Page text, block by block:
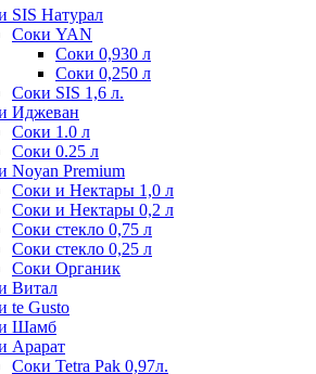
SIS Натурал
Соки YAN
Соки 0,930 л
Соки 0,250 л
Соки SIS 1,6 л.
Иджеван
Соки 1.0 л
Соки 0.25 л
Noyan Premium
Соки и Нектары 1,0 л
Соки и Нектары 0,2 л
Соки стекло 0,75 л
Соки стекло 0,25 л
Соки Органик
Витал
te Gusto
Шамб
Арарат
Соки Tetra Pak 0,97л.